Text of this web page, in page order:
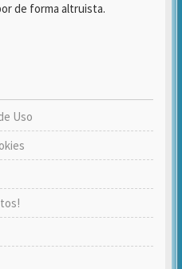
de forma altruista.
Uso